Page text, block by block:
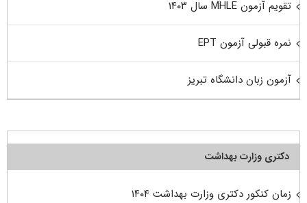
تقویم آزمون MHLE سال ۱۴۰۳
نمره قبولی آزمون EPT
آزمون زبان دانشگاه تبریز
دکتری وزارت بهداشت
زمان کنکور دکتری وزارت بهداشت ۱۴۰۴